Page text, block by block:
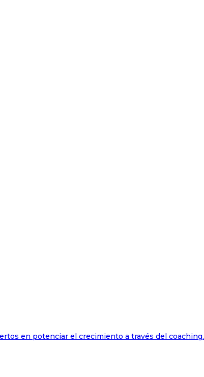
en potenciar el crecimiento a través del coaching.